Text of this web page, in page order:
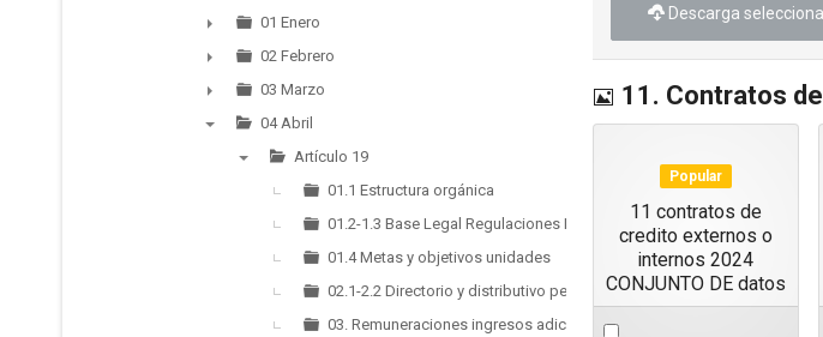
►
01 Enero
►
02 Febrero
►
03 Marzo
04 Abril
Artículo 19
01.1 Estructura orgánica
01.2-1.3 Base Legal Regulaciones Procedimientos Internos
01.4 Metas y objetivos unidades
02.1-2.2 Directorio y distributivo personal de la entidad
03. Remuneraciones ingresos adicionales
Descarga
Imagen
11. Contratos
Popular
11 contratos de
credito externos o
internos 2024
CONJUNTO DE datos
Select